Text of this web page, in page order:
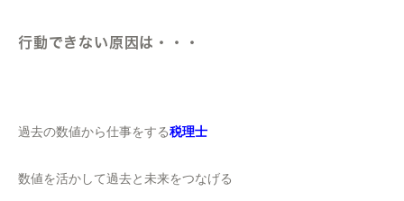
行動できない原因は・・・
過去の数値から仕事をする税理士
数値を活かして過去と未来をつなげる